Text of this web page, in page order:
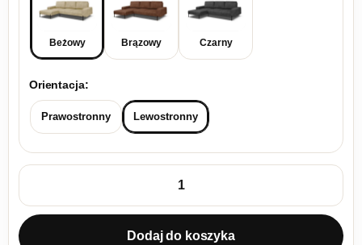
Beżowy Brązowy Czarny
Orientacja:
Prawostronny Lewostronny
ilość Narożnik na nóżkach Bliss Mini L-kształtny lewy
Dodaj do koszyka